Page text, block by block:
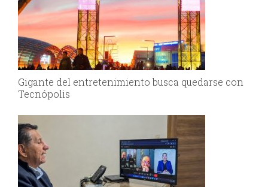
Gigante del entretenimiento busca quedarse con
Tecnópolis